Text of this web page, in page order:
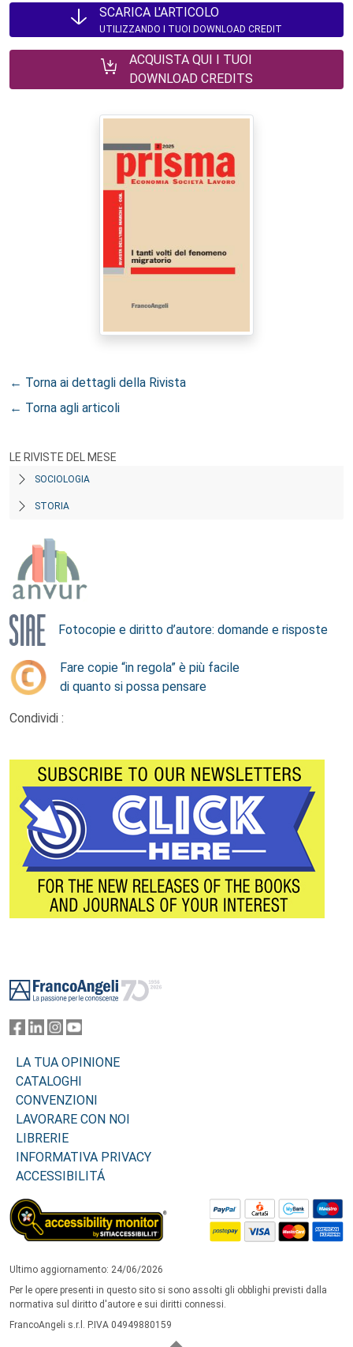
SCARICA L'ARTICOLO
UTILIZZANDO I TUOI DOWNLOAD CREDIT
ACQUISTA QUI I TUOI
DOWNLOAD CREDITS
← Torna ai dettagli della Rivista
← Torna agli articoli
LE RIVISTE DEL MESE
SOCIOLOGIA
STORIA
Fotocopie e diritto d’autore: domande e risposte
Fare copie “in regola” è più facile
di quanto si possa pensare
Condividi :
LA TUA OPINIONE
CATALOGHI
CONVENZIONI
LAVORARE CON NOI
LIBRERIE
INFORMATIVA PRIVACY
ACCESSIBILITÁ
Ultimo aggiornamento: 24/06/2026
Per le opere presenti in questo sito si sono assolti gli obblighi previsti dalla
normativa sul diritto d'autore e sui diritti connessi.
FrancoAngeli s.r.l. P.IVA 04949880159